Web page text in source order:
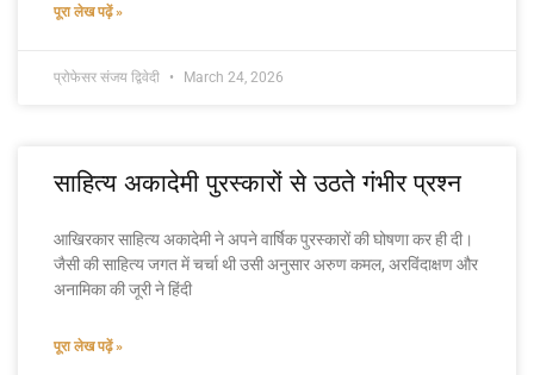
पूरा लेख पढ़ें »
प्रोफेसर संजय द्विवेदी March 24, 2026
साहित्य अकादेमी पुरस्कारों से उठते गंभीर प्रश्न
आखिरकार साहित्य अकादेमी ने अपने वार्षिक पुरस्कारों की घोषणा कर ही दी।
जैसी की साहित्य जगत में चर्चा थी उसी अनुसार अरुण कमल, अरविंदाक्षण और
अनामिका की जूरी ने हिंदी
पूरा लेख पढ़ें »